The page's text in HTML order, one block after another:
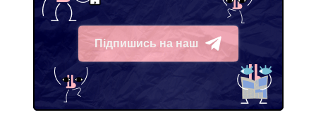
Підпишись на наш
Telegram